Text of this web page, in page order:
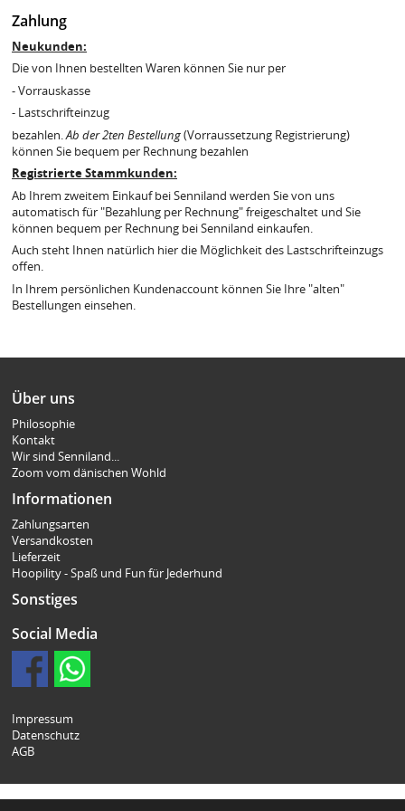
Zahlung
Neukunden:
Die von Ihnen bestellten Waren können Sie nur per
- Vorrauskasse
- Lastschrifteinzug
bezahlen. Ab der 2ten Bestellung(Vorraussetzung Registrierung)
können Sie bequem per Rechnung bezahlen
Registrierte Stammkunden:
Ab Ihrem zweitem Einkauf bei Senniland werden Sie von uns
automatisch für "Bezahlung per Rechnung" freigeschaltet und Sie
können bequem per Rechnung bei Senniland einkaufen.
Auch steht Ihnen natürlich hier die Möglichkeit des Lastschrifteinzugs
offen.
In Ihrem persönlichen Kundenaccount können Sie Ihre "alten"
Bestellungen einsehen.
Über uns
Philosophie
Kontakt
Wir sind Senniland...
Zoom vom dänischen Wohld
Informationen
Zahlungsarten
Versandkosten
Lieferzeit
Hoopility - Spaß und Fun für Jederhund
Sonstiges
Social Media
Impressum
Datenschutz
AGB